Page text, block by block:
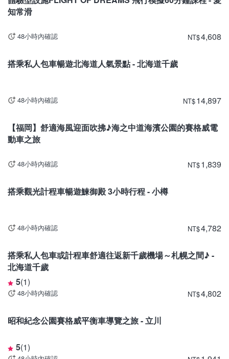
知常滑
48小時內確認 NT$4,608
搭乘私人包車暢遊北海道人氣景點 - 北海道千歲
48小時內確認 NT$14,897
【福岡】舒適海風迎面吹拂♪海之中道海濱公園的賽格威電
動車之旅
48小時內確認 NT$1,839
搭乘觀光計程車暢遊鰊御殿 3小時行程 - 小樽
48小時內確認 NT$4,782
搭乘私人包車或計程車舒適往返新千歲機場～札幌之間♪ -
北海道千歲
5(1)
48小時內確認 NT$4,802
昭和紀念公園賽格威平衡車導覽之旅 - 立川
5(1)